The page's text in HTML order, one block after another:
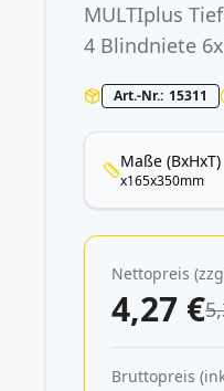
MULTIplus
4 Blindniete
Art.-Nr. 15311
Maße (BxHxT)
x165x350mm
Nettopreis
4,27 €
Bruttopreis